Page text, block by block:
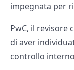
impegnata per
PwC, il revisore
di aver
controllo